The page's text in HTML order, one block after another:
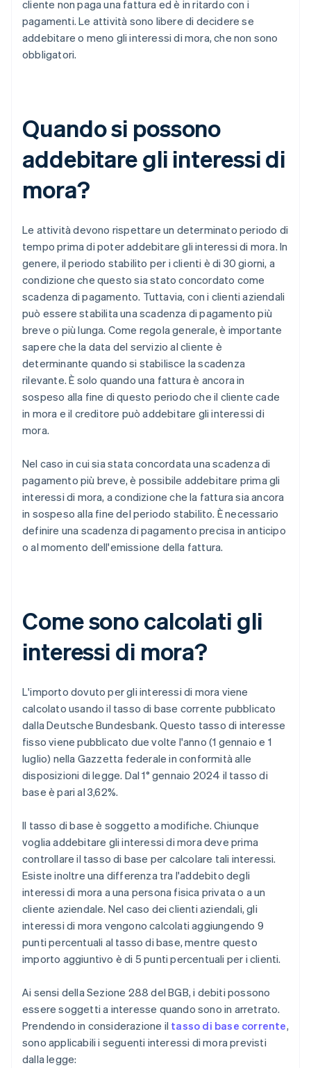
cliente non paga una fattura ed è in ritardo con i
pagamenti. Le attività sono libere di decidere se
addebitare o meno gli interessi di mora, che non sono
obbligatori.
Quando si possono
addebitare gli interessi di
mora?
Le attività devono rispettare un determinato periodo di
tempo prima di poter addebitare gli interessi di mora. In
genere, il periodo stabilito per i clienti è di 30 giorni, a
condizione che questo sia stato concordato come
scadenza di pagamento. Tuttavia, con i clienti aziendali
può essere stabilita una scadenza di pagamento più
breve o più lunga. Come regola generale, è importante
sapere che la data del servizio al cliente è
determinante quando si stabilisce la scadenza
rilevante. È solo quando una fattura è ancora in
sospeso alla fine di questo periodo che il cliente cade
in mora e il creditore può addebitare gli interessi di
mora.
Nel caso in cui sia stata concordata una scadenza di
pagamento più breve, è possibile addebitare prima gli
interessi di mora, a condizione che la fattura sia ancora
in sospeso alla fine del periodo stabilito. È necessario
definire una scadenza di pagamento precisa in anticipo
o al momento dell'emissione della fattura.
Come sono calcolati gli
interessi di mora?
L'importo dovuto per gli interessi di mora viene
calcolato usando il tasso di base corrente pubblicato
dalla Deutsche Bundesbank. Questo tasso di interesse
fisso viene pubblicato due volte l'anno (1 gennaio e 1
luglio) nella Gazzetta federale in conformità alle
disposizioni di legge. Dal 1° gennaio 2024 il tasso di
base è pari al 3,62%.
Il tasso di base è soggetto a modifiche. Chiunque
voglia addebitare gli interessi di mora deve prima
controllare il tasso di base per calcolare tali interessi.
Esiste inoltre una differenza tra l'addebito degli
interessi di mora a una persona fisica privata o a un
cliente aziendale. Nel caso dei clienti aziendali, gli
interessi di mora vengono calcolati aggiungendo 9
punti percentuali al tasso di base, mentre questo
importo aggiuntivo è di 5 punti percentuali per i clienti.
Ai sensi della Sezione 288 del BGB, i debiti possono
essere soggetti a interesse quando sono in arretrato.
Prendendo in considerazione il tasso di base corrente,
sono applicabili i seguenti interessi di mora previsti
dalla legge: